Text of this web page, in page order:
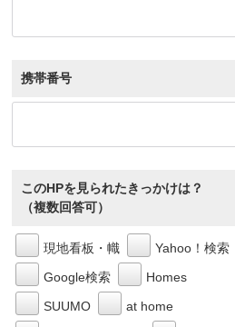
携帯番号
このHPを見られたきっかけは？
（複数回答可）
現地看板・幟
Yahoo！検索
Google検索
Homes
SUUMO
at home